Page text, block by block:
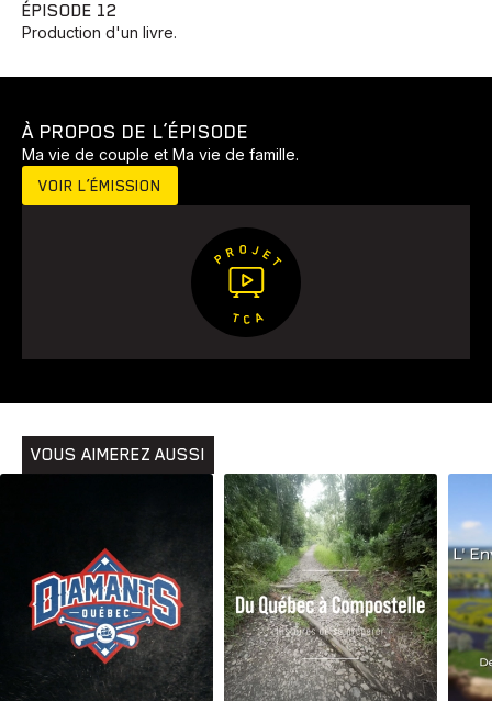
Bingo Communauté
Histoires
ÉPISODE 12
Production d'un livre.
À PROPOS DE L’ÉPISODE
Ma vie de couple et Ma vie de famille.
VOIR L’ÉMISSION
VOUS AIMEREZ AUSSI